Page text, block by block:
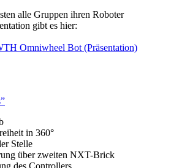
alle Gruppen ihren Roboter
gibt es hier:
Omniwheel Bot (Präsentation)
in 360°
Stelle
über zweiten NXT-Brick